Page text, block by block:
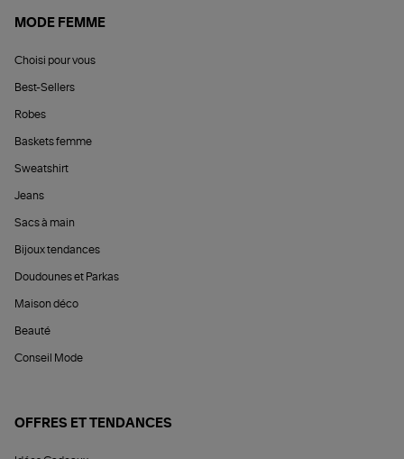
MODE FEMME
Choisi pour vous
Best-Sellers
Robes
Baskets femme
Sweatshirt
Jeans
Sacs à main
Bijoux tendances
Doudounes et Parkas
Maison déco
Beauté
Conseil Mode
OFFRES ET TENDANCES